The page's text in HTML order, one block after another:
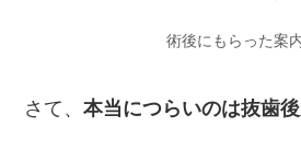
術後にもらった案
さて、本当につらいのは抜歯